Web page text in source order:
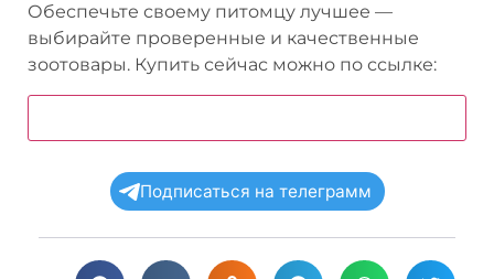
Обеспечьте своему питомцу лучшее —
выбирайте проверенные и качественные
зоотовары. Купить сейчас можно по ссылке:
Подписаться на телеграмм